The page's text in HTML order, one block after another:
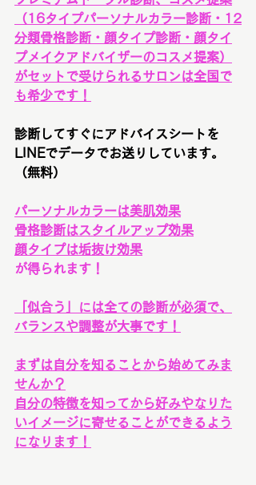
（16タイプパーソナルカラー診断・12
分類骨格診断・顔タイプ診断・顔タイ
プメイクアドバイザーのコスメ提案）
がセットで受けられるサロンは全国で
も希少です！
診断してすぐにアドバイスシートを
LINEでデータでお送りしています。
（無料）
パーソナルカラーは美肌効果
骨格診断はスタイルアップ効果
顔タイプは垢抜け効果
が得られます！
「似合う」には全ての診断が必須で、
バランスや調整が大事です！
まずは自分を知ることから始めてみま
せんか？
自分の特徴を知ってから好みやなりた
いイメージに寄せることができるよう
になります！